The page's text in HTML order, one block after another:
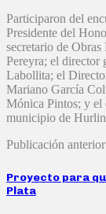
Participaron del
Presidente del
secretario de
Pereyra; el director
Labollita; el
Mariano García
Mónica Pintos; y el
municipio de
Publicación anterior
Proyecto para
Plata